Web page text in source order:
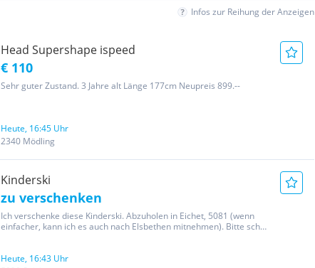
Infos zur Reihung der Anzeigen
Head Supershape ispeed
€ 110
Sehr guter Zustand. 3 Jahre alt Länge 177cm Neupreis 899.--
Heute, 16:45 Uhr
2340 Mödling
Kinderski
zu verschenken
Ich verschenke diese Kinderski. Abzuholen in Eichet, 5081 (wenn
einfacher, kann ich es auch nach Elsbethen mitnehmen). Bitte schau
Heute, 16:43 Uhr